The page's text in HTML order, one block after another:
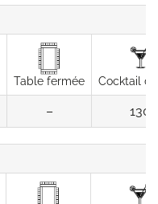
Table fermée Cocktail
– 130